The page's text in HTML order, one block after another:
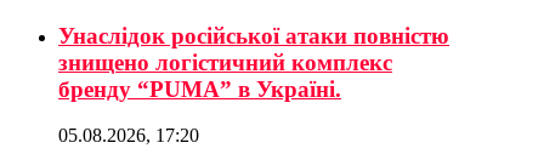
Унаслідок російської атаки повністю
знищено логістичний комплекс
бренду “PUMA” в Україні.
05.08.2026, 17:20